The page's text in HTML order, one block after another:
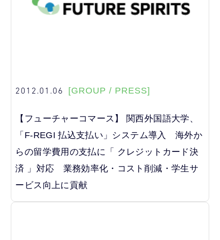
2012.01.06 [GROUP / PRESS]
【フューチャーコマース】 関西外国語大学、
「F-REGI 払込支払い」システム導入 海外か
らの留学費用の支払に「 クレジットカード決
済 」対応 業務効率化・コスト削減・学生サ
ービス向上に貢献